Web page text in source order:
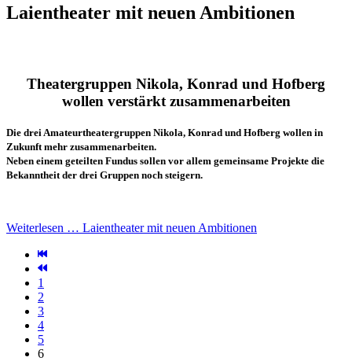
Laientheater mit neuen Ambitionen
Theatergruppen Nikola, Konrad und Hofberg
wollen verstärkt zusammenarbeiten
Die drei Amateurtheatergruppen Nikola, Konrad und Hofberg wollen in
Zukunft mehr zusammenarbeiten.
Neben einem geteilten Fundus sollen vor allem gemeinsame Projekte die
Bekanntheit der drei Gruppen noch steigern.
Weiterlesen … Laientheater mit neuen Ambitionen
1
2
3
4
5
6